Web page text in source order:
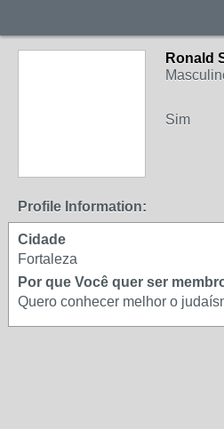
Ronald
Sim
Profile Information:
Cidade
Fortaleza
Por que Você quer ser
Quero conhecer melhor o